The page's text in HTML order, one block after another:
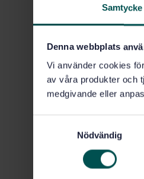
Samtycke
Denna webbplats
Vi använder cookies
av våra produkter och
medgivande eller
Nödvändig